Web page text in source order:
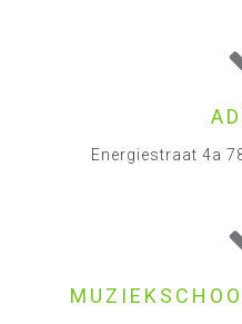
Energiestraat 4a